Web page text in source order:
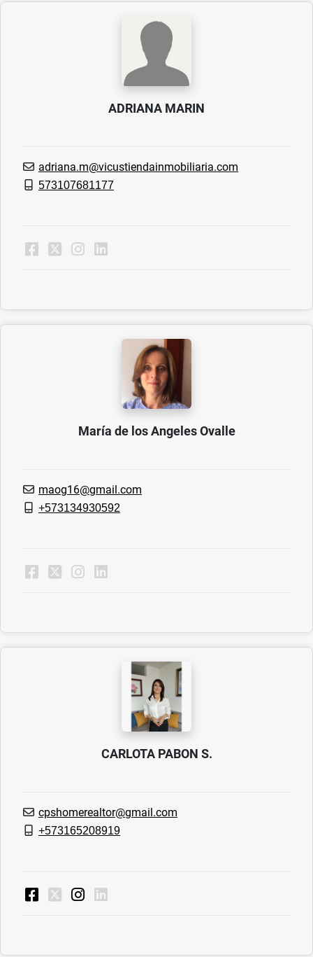
ADRIANA MARIN
adriana.m@vicustiendainmobiliaria.com
573107681177
María de los Angeles Ovalle
maog16@gmail.com
+573134930592
CARLOTA PABON S.
cpshomerealtor@gmail.com
+573165208919